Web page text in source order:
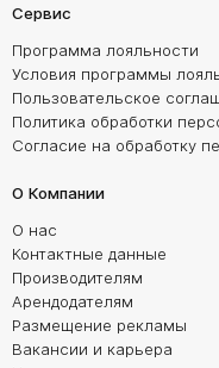
Сервис
Программа лояльности
Условия программы
Пользовательское
Политика обработки
Согласие на обработку
О Компании
О нас
Контактные данные
Производителям
Арендодателям
Размещение рекламы
Вакансии и карьера